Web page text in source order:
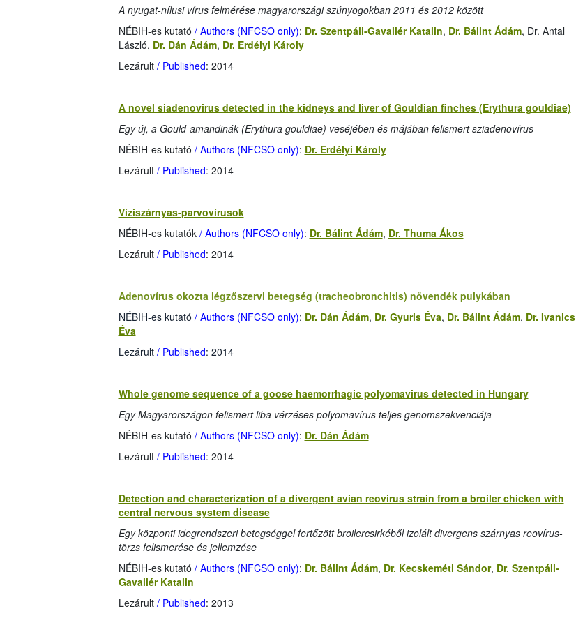
A nyugat-nílusi vírus felmérése magyarországi szúnyogokban 2011 és 2012 között
NÉBIH-es kutató / Authors (NFCSO only): Dr. Szentpáli-Gavallér Katalin, Dr. Bálint Ádám, Dr. Antal
László, Dr. Dán Ádám, Dr. Erdélyi Károly
Lezárult/ Published: 2014
A novel siadenovirus detected in the kidneys and liver of Gouldian finches (Erythura gouldiae)
Egy új, a Gould-amandinák (Erythura gouldiae) veséjében és májában felismert sziadenovírus
NÉBIH-es kutató / Authors (NFCSO only): Dr. Erdélyi Károly
Lezárult/ Published: 2014
Víziszárnyas-parvovírusok
NÉBIH-es kutatók/ Authors (NFCSO only): Dr. Bálint Ádám, Dr. Thuma Ákos
Lezárult/ Published: 2014
Adenovírus okozta légzőszervi betegség (tracheobronchitis) növendék pulykában
NÉBIH-es kutató / Authors (NFCSO only): Dr. Dán Ádám, Dr. Gyuris Éva, Dr. Bálint Ádám, Dr. Ivanics
Éva
Lezárult/ Published: 2014
Whole genome sequence of a goose haemorrhagic polyomavirus detected in Hungary
Egy Magyarországon felismert liba vérzéses polyomavírus teljes genomszekvenciája
NÉBIH-es kutató / Authors (NFCSO only): Dr. Dán Ádám
Lezárult/ Published: 2014
Detection and characterization of a divergent avian reovirus strain from a broiler chicken with
central nervous system disease
Egy központi idegrendszeri betegséggel fertőzött broilercsirkéből izolált divergens szárnyas reovírus-
törzs felismerése és jellemzése
NÉBIH-es kutató / Authors (NFCSO only): Dr. Bálint Ádám, Dr. Kecskeméti Sándor, Dr. Szentpáli-
Gavallér Katalin
Lezárult/ Published: 2013